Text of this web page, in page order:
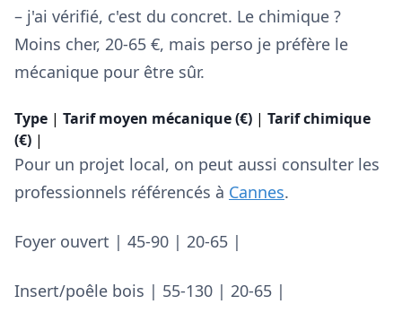
– j'ai vérifié, c'est du concret. Le chimique ?
Moins cher, 20-65 €, mais perso je préfère le
mécanique pour être sûr.
Type | Tarif moyen mécanique (€) | Tarif chimique
(€) |
Pour un projet local, on peut aussi consulter les
professionnels référencés à Cannes.
Foyer ouvert | 45-90 | 20-65 |
Insert/poêle bois | 55-130 | 20-65 |